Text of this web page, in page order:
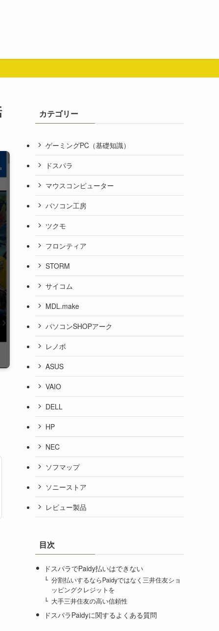
カテゴリー
ゲーミングPC（基礎知識）
ドスパラ
マウスコンピューター
パソコン工房
ツクモ
フロンティア
STORM
サイコム
MDL.make
パソコンSHOPアーク
レノボ
ASUS
VAIO
DELL
HP
NEC
ソフマップ
ソニーストア
レビュー製品
目次
ドスパラでPaidy払いはできない
分割払いするならPaidyではなく三井住友ショ
ッピングクレジットを
大手三井住友の高い信頼性
ドスパラPaidyに関するよくある質問